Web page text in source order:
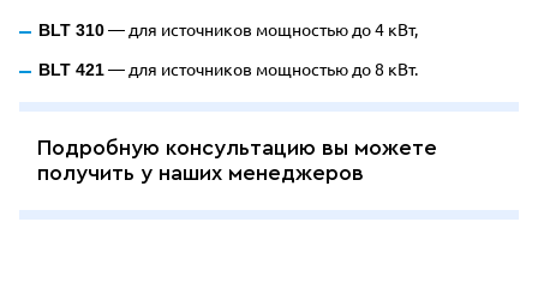
BLT 310— для источников мощностью до 4 кВт,
BLT 421— для источников мощностью до 8 кВт.
Подробную консультацию вы можете
получить у наших менеджеров